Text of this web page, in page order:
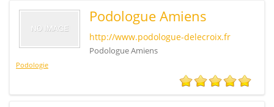
Podologue Amiens
http://www.podologue-delecroix.fr
Podologue Amiens
Podologie